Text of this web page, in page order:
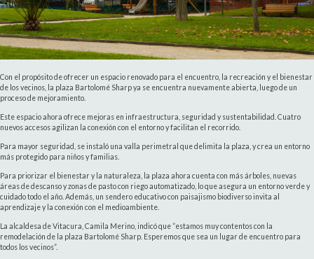
Con el propósito de ofrecer un espacio renovado para el encuentro, la recreación y el bienestar
de los vecinos, la plaza Bartolomé Sharp ya se encuentra nuevamente abierta, luego de un
proceso de mejoramiento.
Este espacio ahora ofrece mejoras en infraestructura, seguridad y sustentabilidad. Cuatro
nuevos accesos agilizan la conexión con el entorno y facilitan el recorrido.
Para mayor seguridad, se instaló una valla perimetral que delimita la plaza, y crea un entorno
más protegido para niños y familias.
Para priorizar el bienestar y la naturaleza, la plaza ahora cuenta con más árboles, nuevas
áreas de descanso y zonas de pasto con riego automatizado, lo que asegura un entorno verde y
cuidado todo el año. Además, un sendero educativo con paisajismo biodiverso invita al
aprendizaje y la conexión con el medioambiente.
La alcaldesa de Vitacura, Camila Merino, indicó que “estamos muy contentos con la
remodelación de la plaza Bartolomé Sharp. Esperemos que sea un lugar de encuentro para
todos los vecinos”.